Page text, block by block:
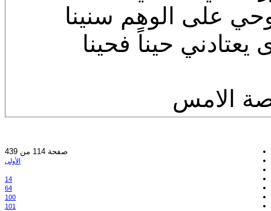
على الوهم سنينا
حيناً فحينا
الامس
صفحة 114 من 439
الأولى
14
64
100
101